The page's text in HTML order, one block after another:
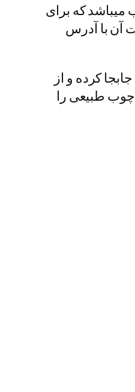
که برای
آن با آدرس
کرده و از
طبیعی را